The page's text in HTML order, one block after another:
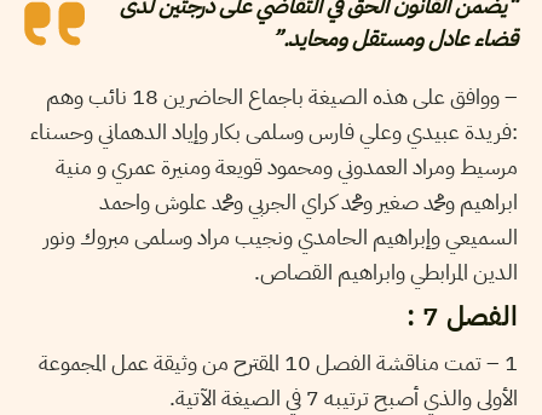
قضاء عادل ومستقل ومحايد.”
– ووافق على هذه الصيغة باجماع الحاضرين 18 نائب وهم
:فريدة عبيدي وعلي فارس وسلمى بكار وإياد الدهماني وحسناء
مرسيط ومراد العمدوني ومحمود قويعة ومنيرة عمري و منية
ابراهيم ومحمد صغير ومحمد كراي الجربي ومحمد علوش واحمد
السميعي وإبراهيم الحامدي ونجيب مراد وسلمى مبروك ونور
الدين المرابطي وابراهيم القصاص.
الفصل 7 :
1 – تمت مناقشة الفصل 10 المقترح من وثيقة عمل المجموعة
الأولى والذي أصبح ترتيبه 7 في الصيغة الآتية.